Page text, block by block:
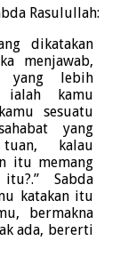
Rasulullah:
dikatakan
menjawab,
yang lebih
ialah kamu
sesuatu
yang
tuan, kalau
itu memang
Sabda
katakan itu
bermakna
ada, bererti